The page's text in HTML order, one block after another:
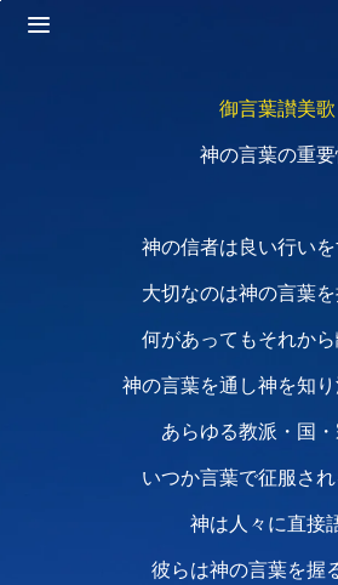
御言葉讃美歌
神の言葉の重
神の信者は良い行い
大切なのは神の言葉
何があってもそれか
神の言葉を通し神を知
あらゆる教派・国
いつか言葉で征服され
神は人々に直接
彼らは神の言葉を握